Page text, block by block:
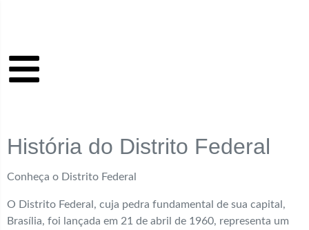
História do Distrito Federal
Conheça o Distrito Federal
O Distrito Federal, cuja pedra fundamental de sua capital,
Brasília, foi lançada em 21 de abril de 1960, representa um